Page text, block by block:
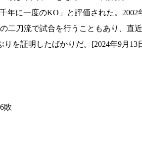
K-1
K-
1.SHOP
K-
1.SHOP
（
ト
ギャラリー（
に一度のKO」と評価された。2002
二刀流で試合を行うこともあり、直
を証明したばかりだ。[2024年9月13
敗